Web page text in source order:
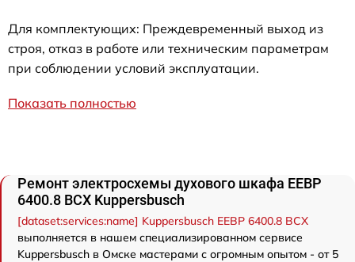
Для комплектующих: Преждевременный выход из
строя, отказ в работе или техническим параметрам
при соблюдении условий эксплуатации.
Показать полностью
Ремонт электросхемы духового шкафа EEBP
6400.8 BCX Kuppersbusch
[dataset:services:name] Kuppersbusch EEBP 6400.8 BCX
выполняется в нашем специализированном сервисе
Kuppersbusch в Омске мастерами с огромным опытом - от 5